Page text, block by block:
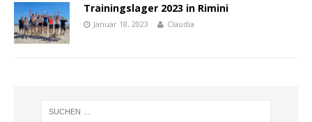
Trainingslager 2023 in Rimini
Januar 18, 2023 Claudia